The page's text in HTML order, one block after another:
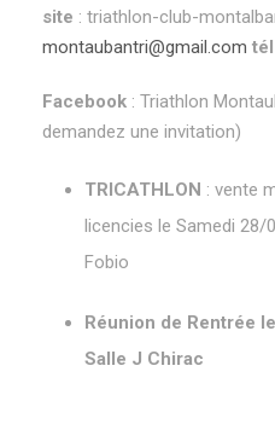
site : triathlon-club-
montaubantri@gmail.com tél
Facebook : Triathlon
demandez une invitation)
TRICATHLON : vente
licencies le Samedi 28/
Fobio
Réunion de Rentrée
Salle J Chirac